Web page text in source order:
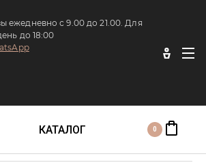
ежедневно с 9.00 до 21.00. Для
до 18:00
КАТАЛОГ 0